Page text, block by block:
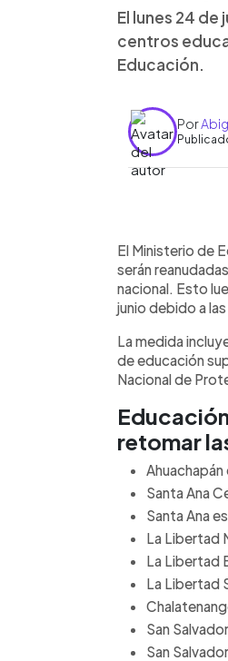
El lunes 24
centros
Educación.
Por
►
El Ministerio de
serán
nacional. Esto
junio debido a
La medida
de educación
Nacional de
retomar
Santa Ana
Santa Ana
La Libertad
La Libertad
La Libertad
San
San